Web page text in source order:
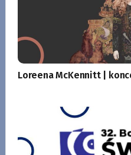
Loreena McKennitt |